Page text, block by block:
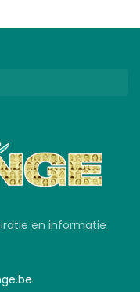
en informatie